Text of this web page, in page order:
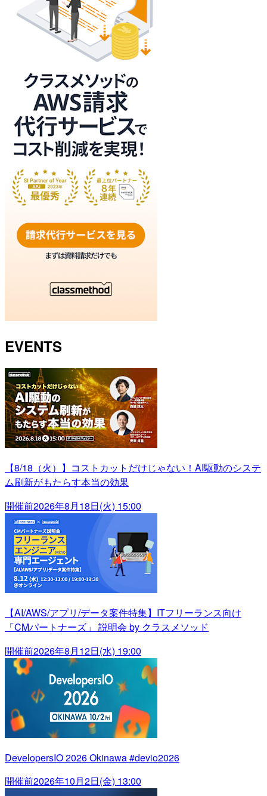
EVENTS
【8/18（火）】コストカットだけじゃない！AI駆動のシステ
ム刷新がもたらす本当の効果
開催前2026年8月18日(火) 15:00
【AI/AWS/アプリ/データ案件特集】ITフリーランス向け
「CMパートナーズ」 説明会 by クラスメソッド
開催前2026年8月12日(水) 19:00
DevelopersIO 2026 Okinawa #devio2026
開催前2026年10月2日(金) 13:00